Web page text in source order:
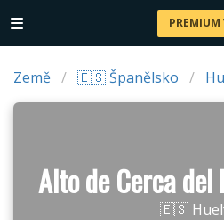
PREMIUM
Země 🇪🇸 Španělsko
Alto de Cerca
🇪🇸